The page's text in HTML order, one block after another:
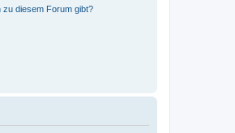
zu diesem Forum gibt?